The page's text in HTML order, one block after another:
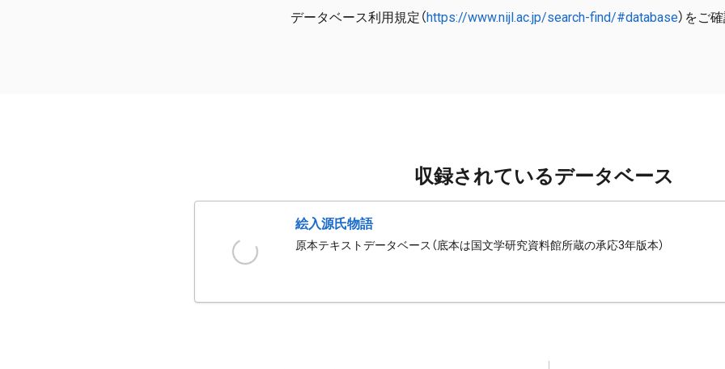
データベース利用規定（https://www.nijl.ac.jp/search-find/#database）をご
収録されているデータベース
絵入源氏物語
原本テキストデータベース（底本は国文学研究資料館所蔵の承応3年版本）